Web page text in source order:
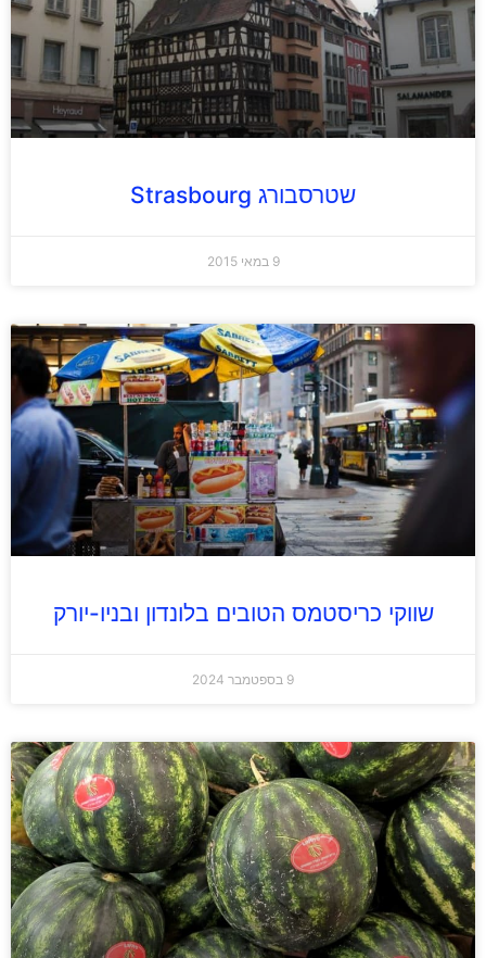
שטרסבורג Strasbourg
9 במאי 2015
שווקי כריסטמס הטובים בלונדון ובניו-יורק
9 בספטמבר 2024